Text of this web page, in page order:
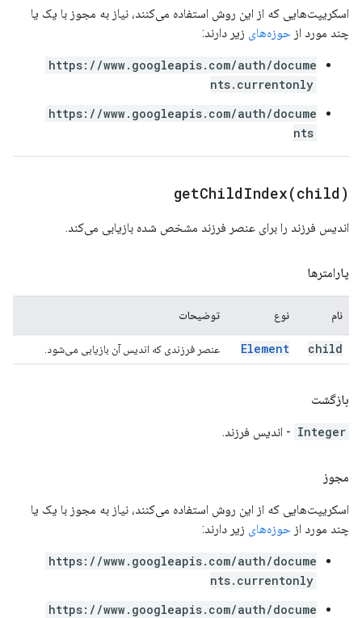
اسکریپت‌هایی که از این روش استفاده می‌کنند، نیاز به مجوز با یک یا
چند مورد از حوزه‌های زیر دارند:
https://www.googleapis.com/auth/docume
nts.currentonly
https://www.googleapis.com/auth/docume
nts
getChildIndex(child)
اندیس فرزند را برای عنصر فرزند مشخص شده بازیابی می‌کند.
پارامترها
نام نوع توضیحات
child
Element عنصر فرزندی که اندیس آن بازیابی می‌شود.
بازگشت
Integer - اندیس فرزند.
مجوز
اسکریپت‌هایی که از این روش استفاده می‌کنند، نیاز به مجوز با یک یا
چند مورد از حوزه‌های زیر دارند:
https://www.googleapis.com/auth/docume
nts.currentonly
https://www.googleapis.com/auth/docume